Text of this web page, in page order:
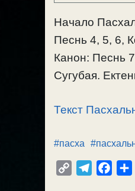
Начало
Песнь 4, 5, 6,
Канон: Песнь
Сугубая.
Текст
#пасха